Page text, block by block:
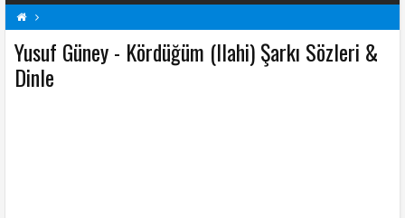
Kördüğüm (Ilahi) Şarkı Sözleri Şarkı Sözleri Y Yusuf Güney Şarkı Sözleri
Yusuf Güney - Kördüğüm (Ilahi) Şarkı Sözleri &
Dinle